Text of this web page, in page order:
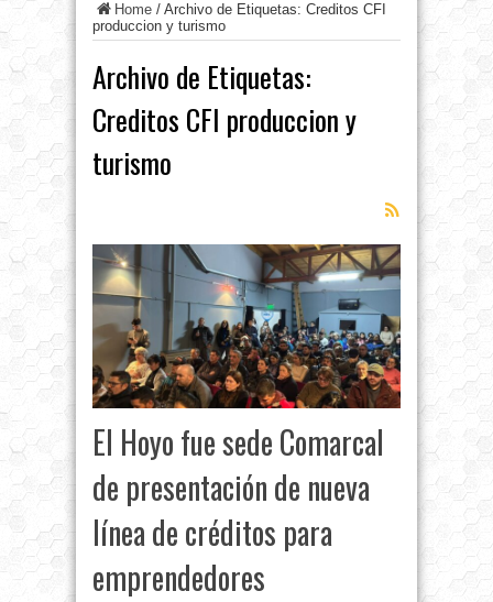
Home / Archivo de Etiquetas: Creditos CFI
produccion y turismo
Archivo de Etiquetas:
Creditos CFI produccion y
turismo
El Hoyo fue sede Comarcal
de presentación de nueva
línea de créditos para
emprendedores